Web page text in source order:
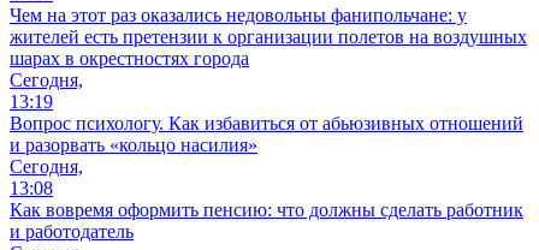
Чем на этот раз оказались недовольны фанипольчане: у
жителей есть претензии к организации полетов на воздушных
шарах в окрестностях города
Сегодня,
13:19
Вопрос психологу. Как избавиться от абьюзивных отношений
и разорвать «кольцо насилия»
Сегодня,
13:08
Как вовремя оформить пенсию: что должны сделать работник
и работодатель